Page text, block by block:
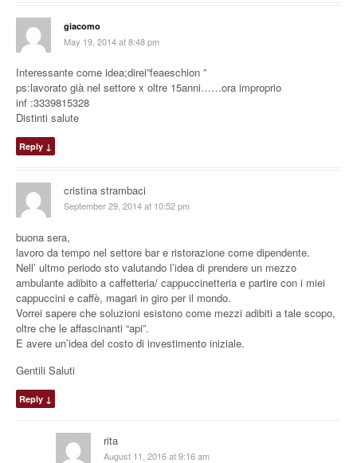
giacomo
May 19, 2014 at 8:48 pm
Interessante come idea;direi”feaeschion ”
ps:lavorato già nel settore x oltre 15anni……ora improprio
inf :3339815328
Distinti salute
Reply ↓
cristina strambaci
September 29, 2014 at 10:52 pm
buona sera,
lavoro da tempo nel settore bar e ristorazione come dipendente.
Nell’ ultmo periodo sto valutando l’idea di prendere un mezzo
ambulante adibito a caffetteria/ cappuccinetteria e partire con i miei
cappuccini e caffè, magari in giro per il mondo.
Vorrei sapere che soluzioni esistono come mezzi adibiti a tale scopo,
oltre che le affascinanti “api”.
E avere un’idea del costo di investimento iniziale.
Gentili Saluti
Reply ↓
rita
August 11, 2016 at 9:16 am